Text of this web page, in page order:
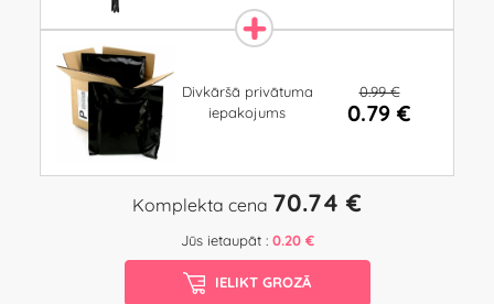
Divkāršā privātuma
iepakojums
0.99 €
0.79 €
Komplekta cena 70.74 €
Jūs ietaupāt : 0.20 €
IELIKT GROZĀ